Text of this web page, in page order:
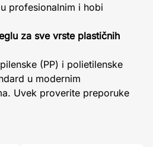
profesionalnim i hobi
za sve vrste plastičnih
(PP) i polietilenske
u modernim
Uvek proverite preporuke